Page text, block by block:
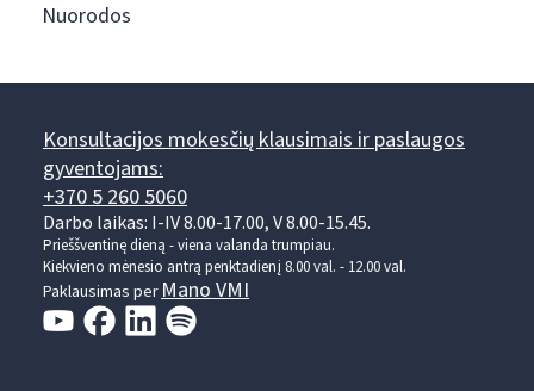
Nuorodos
Konsultacijos mokesčių klausimais ir paslaugos
gyventojams:
+370 5 260 5060
Darbo laikas: I-IV 8.00-17.00, V 8.00-15.45.
Prieššventinę dieną - viena valanda trumpiau.
Kiekvieno mėnesio antrą penktadienį 8.00 val. - 12.00 val.
Paklausimas perMano VMI